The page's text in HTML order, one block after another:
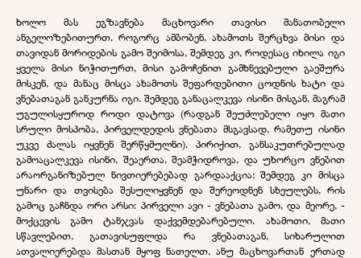
ხოლო მას ეგზავნება მაცხოვარი თავისი მანათობელი
ანგელოზებითურთ. როგორც ამბობენ, ახამოთს შერცხვა მისი და
თავიდან მორიდების გამო შეიმოსა, შემდეგ კი, როდესაც იხილა იგი
ყველა მისი ნიჭითურთ, მისი გამოჩენით გამხნევებული გაეშურა
მისკენ, და მანაც მისცა ახამოთს შეფარდებითი ცოდნის ხატი და
ვნებათაგან განკურნა იგი. შემდეგ განაცალკევა ისინი მისგან, მაგრამ
უგულისყუროდ როდი დატოვა (რადგან შეუძლებელი იყო მათი
სრული მოსპობა, პირველდედის ვნებათა მსგავსად, რამეთუ ისინი
უკვე ძალას იყვნენ შერწყმულნი). პირიქით, განსაკუთრებულად
გამოაცალკევა ისინი, შეაერთა, შეამჭიდროვა, და უხორცო ვნებით
არაორგანიზებულ ნივთიერებებად გარდააქცია; შემდეგ კი მისცა
უნარი და თვისება შესულიყვნენ და შერეოდნენ სხეულებს, რის
გამოც გაჩნდა ორი არსი: პირველი ავი - ვნებათა გამო, და მეორე, -
მოქცევის გამო ტანჯვას დაქვემდებარებული. ახამოთი, მათი
სწავლებით, გათავისუფლდა რა ვნებათაგან, სიხარულით
ათვალიერებდა მასთან მყოფ ნათელთ, ანუ მაცხოვართან ერთად